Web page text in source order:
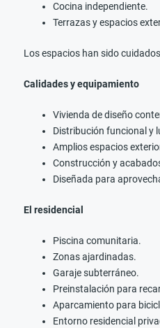
Cocina independiente.
Terrazas y espacios
Los espacios han sido
Calidades y equipamiento
Vivienda de diseño
Distribución funcional y
Amplios espacios
Construcción y
Diseñada para
El residencial
Piscina comunitaria.
Zonas ajardinadas.
Garaje subterráneo.
Preinstalación para
Aparcamiento para
Entorno residencial